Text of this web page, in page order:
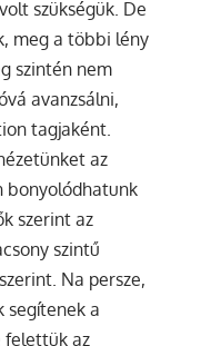
szükségük. De
meg a többi lény
szintén nem
avanzsálni,
tagjaként.
az
bonyolódhatunk
szerint az
szintű
Na persze,
segítenek a
felettük az